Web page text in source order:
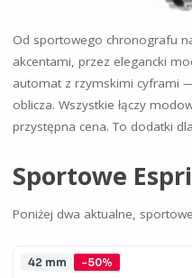
Od sportowego chronografu
akcentami, przez elegancki
automat z rzymskimi cyframi
oblicza. Wszystkie łączy
przystępna cena. To dodatki
Sportowe
Poniżej dwa aktualne,
42 mm -50%